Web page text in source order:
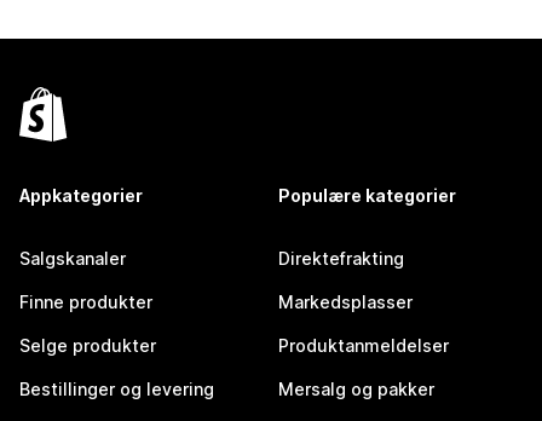
Appkategorier
Salgskanaler
Finne produkter
Selge produkter
Bestillinger og levering
Populære kategorier
Direktefrakting
Markedsplasser
Produktanmeldelser
Mersalg og pakker